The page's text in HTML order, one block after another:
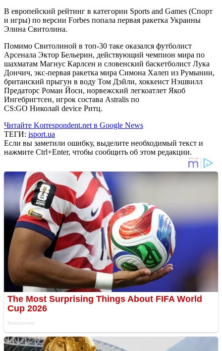
В европейский рейтинг в категории Sports and Games (Спорт
и игры) по версии Forbes попала первая ракетка Украины
Элина Свитолина.
Помимо Свитолиной в топ-30 таке оказался футболист
Арсенала Эктор Бельерин, действующий чемпион мира по
шахматам Магнус Карлсен и словенский баскетболист Лука
Дончич, экс-первая ракетка мира Симона Халеп из Румынии,
британский прыгун в воду Том Дэйли, хоккеист Нэшвилл
Предаторс Роман Йоси, норвежский легкоатлет Якоб
Ингебригтсен, игрок состава Astralis по
CS:GO Николай device Ритц.
Читайте Korrespondent.net в Google News
ТЕГИ: isport.ua
Если вы заметили ошибку, выделите необходимый текст и
нажмите Ctrl+Enter, чтобы сообщить об этом редакции.